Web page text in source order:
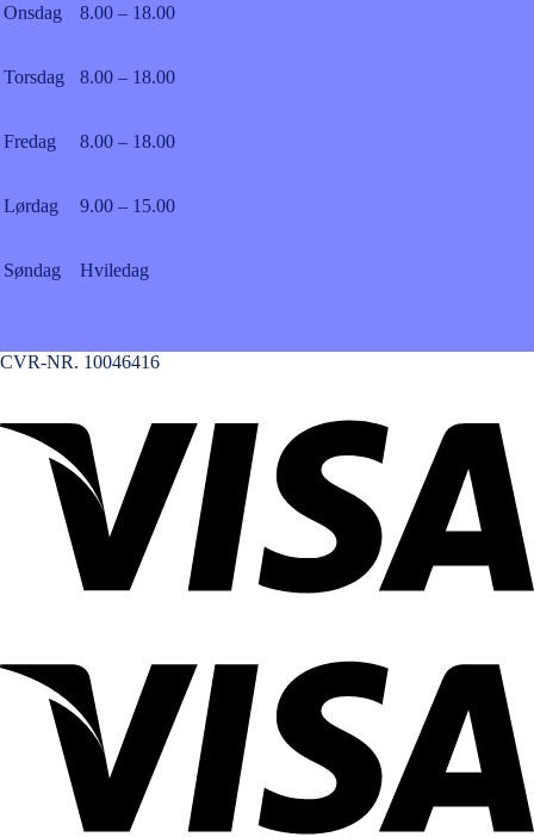
Onsdag 8.00 – 18.00
Torsdag 8.00 – 18.00
Fredag 8.00 – 18.00
Lørdag 9.00 – 15.00
Søndag Hviledag
CVR-NR. 10046416